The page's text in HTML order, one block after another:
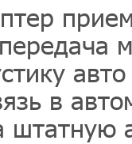
в
штатную